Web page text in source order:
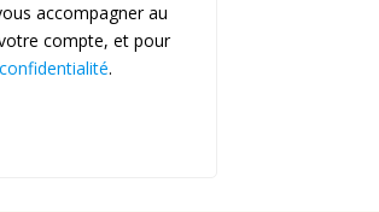
accompagner au
compte, et pour
.